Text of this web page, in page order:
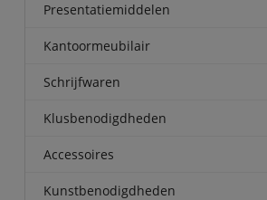
Presentatiemiddelen
Kantoormeubilair
Schrijfwaren
Klusbenodigdheden
Accessoires
Kunstbenodigdheden